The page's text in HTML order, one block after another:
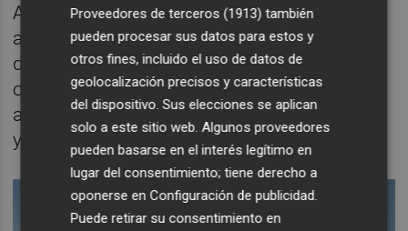
Avaesen insisten en la importancia de
aprovechar las capacidades y condiciones
de la autonomía para cumplir con los
objetivos de descarbonización, ganar
autonomía energética con recursos propios
y combatir el cambio climático.
Proveedores de terceros (1913) también
pueden procesar sus datos para estos y
otros fines, incluido el uso de datos de
geolocalización precisos y características
del dispositivo. Sus elecciones se aplican
solo a este sitio web. Algunos proveedores
pueden basarse en el interés legítimo en
lugar del consentimiento; tiene derecho a
oponerse enConfiguración de publicidad
Puede retirar su consentimiento en